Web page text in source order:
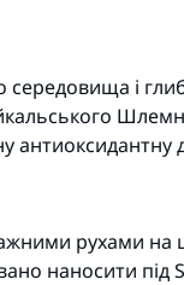
середовища і
антиоксидантну
рухами на
наносити під